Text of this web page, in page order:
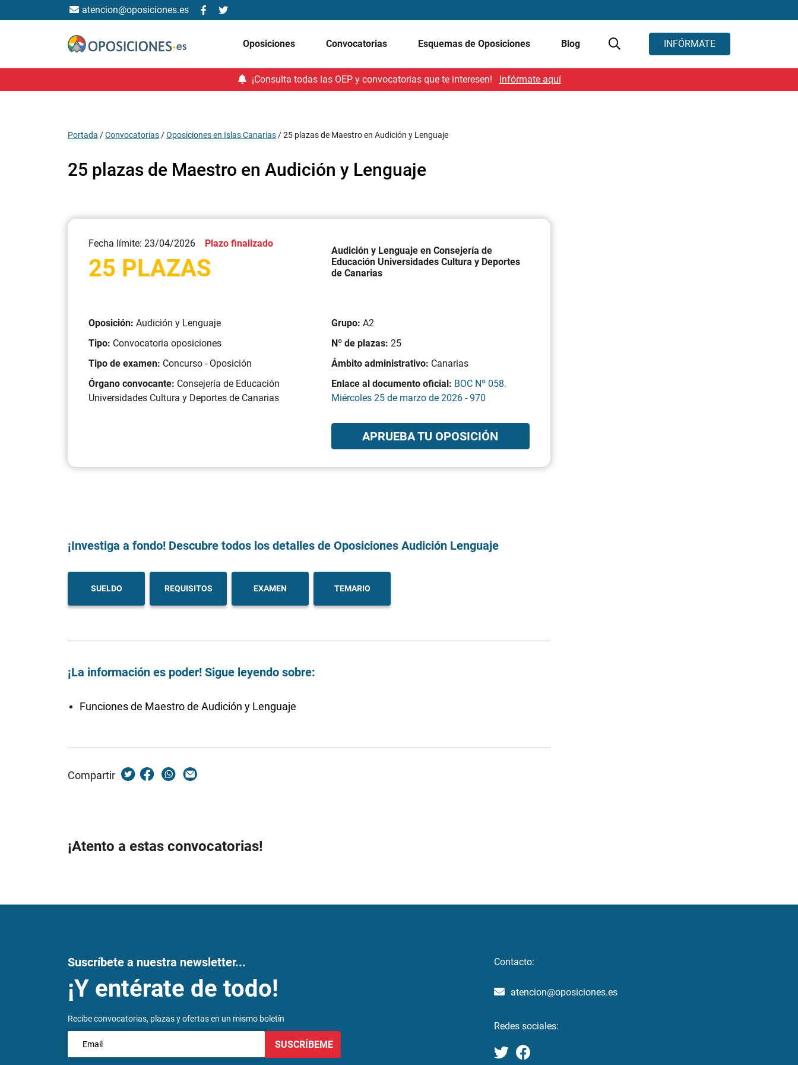
atencion@oposiciones.es
Oposiciones Convocatorias Esquemas de Oposiciones Blog INFÓRMATE
¡Consulta todas las OEP y convocatorias que te interesen! Infórmate aquí
Portada /Convocatorias /Oposiciones en Islas Canarias /25 plazas de Maestro en Audición y Lenguaje
25 plazas de Maestro en Audición y Lenguaje
Fecha límite: 23/04/2026 Plazo finalizado
25 PLAZAS
Audición y Lenguaje en Consejería de
Educación Universidades Cultura y Deportes
de Canarias
Oposición: Audición y Lenguaje
Tipo: Convocatoria oposiciones
Tipo de examen: Concurso - Oposición
Órgano convocante: Consejería de Educación
Universidades Cultura y Deportes de Canarias
Grupo: A2
Nº de plazas: 25
Ámbito administrativo: Canarias
Enlace al documento oficial: BOC Nº 058.
Miércoles 25 de marzo de 2026 - 970
APRUEBA TU OPOSICIÓN
¡Investiga a fondo! Descubre todos los detalles de Oposiciones Audición Lenguaje
SUELDO REQUISITOS EXAMEN TEMARIO
¡La información es poder! Sigue leyendo sobre:
Funciones de Maestro de Audición y Lenguaje
Compartir
¡Atento a estas convocatorias!
Suscríbete a nuestra newsletter...
¡Y entérate de todo!
Recibe convocatorias, plazas y ofertas en un mismo boletín
SUSCRÍBEME
Contacto:
atencion@oposiciones.es
Redes sociales: